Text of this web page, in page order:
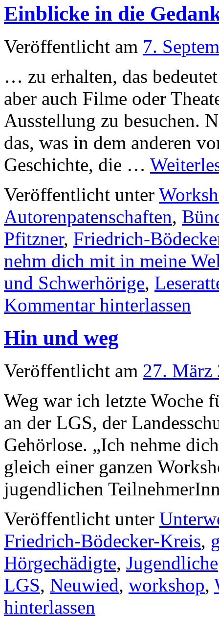
Einblicke in die
Veröffentlicht am 7.
… zu erhalten, das
aber auch Filme oder
Ausstellung zu besuchen.
das, was in dem anderen
Geschichte, die …
Veröffentlicht unter
Autorenpatenschaften,
Pfitzner, Friedrich-
nehm dich mit in meine
und Schwerhörige,
Kommentar hinterlassen
Hin und weg
Veröffentlicht am 27. März
Weg war ich letzte Woche
an der LGS, der
Gehörlose. „Ich nehme
gleich einer ganzen
jugendlichen
Veröffentlicht unter
Friedrich-Bödecker-Kreis,
Hörgechädigte, Jugendliche
LGS, Neuwied, workshop,
hinterlassen